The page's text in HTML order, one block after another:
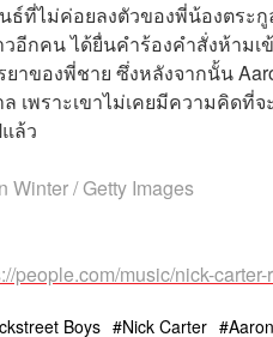
ที่ไม่ค่อยลงตัวของพี่น้องตระกู
อีกคน ได้ยื่นคำร้องคำสั่งห้ามเ
าของพี่ชาย ซึ่งหลังจากนั้น
เพราะเขาไม่เคยมีความคิดที่
ล้ว
Winter / Getty Images
people.com/music/nick-
Boys Nick Carter